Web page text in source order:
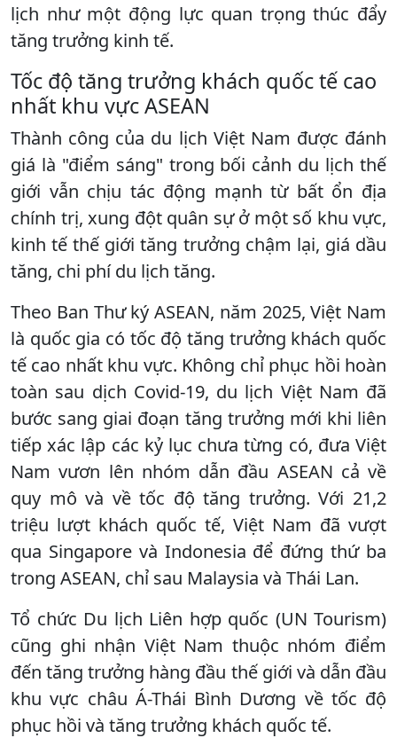
lịch như một động lực quan trọng thúc đẩy
tăng trưởng kinh tế.
Tốc độ tăng trưởng khách quốc tế cao
nhất khu vực ASEAN
Thành công của du lịch Việt Nam được đánh
giá là "điểm sáng" trong bối cảnh du lịch thế
giới vẫn chịu tác động mạnh từ bất ổn địa
chính trị, xung đột quân sự ở một số khu vực,
kinh tế thế giới tăng trưởng chậm lại, giá dầu
tăng, chi phí du lịch tăng.
Theo Ban Thư ký ASEAN, năm 2025, Việt Nam
là quốc gia có tốc độ tăng trưởng khách quốc
tế cao nhất khu vực. Không chỉ phục hồi hoàn
toàn sau dịch Covid-19, du lịch Việt Nam đã
bước sang giai đoạn tăng trưởng mới khi liên
tiếp xác lập các kỷ lục chưa từng có, đưa Việt
Nam vươn lên nhóm dẫn đầu ASEAN cả về
quy mô và về tốc độ tăng trưởng. Với 21,2
triệu lượt khách quốc tế, Việt Nam đã vượt
qua Singapore và Indonesia để đứng thứ ba
trong ASEAN, chỉ sau Malaysia và Thái Lan.
Tổ chức Du lịch Liên hợp quốc (UN Tourism)
cũng ghi nhận Việt Nam thuộc nhóm điểm
đến tăng trưởng hàng đầu thế giới và dẫn đầu
khu vực châu Á-Thái Bình Dương về tốc độ
phục hồi và tăng trưởng khách quốc tế.